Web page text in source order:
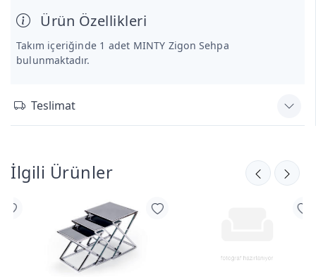
Ürün Özellikleri
Takım içeriğinde 1 adet MINTY Zigon Sehpa
bulunmaktadır.
Teslimat
İlgili Ürünler